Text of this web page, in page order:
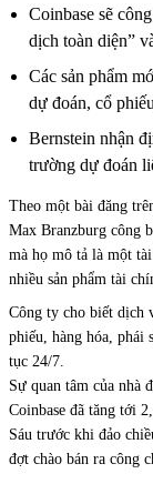
Coinbase sẽ
dịch toàn diện”
Các sản phẩm
dự đoán, cổ
Bernstein nhận
trường dự đoán
Theo một bài đăng
Max Branzburg công
mà họ mô tả là một
nhiều sản phẩm tài
Công ty cho biết dịch
phiếu, hàng hóa, phái
tục 24/7.
Sự quan tâm của nhà
Coinbase đã tăng tới
Sáu trước khi đảo
đợt chào bán ra công